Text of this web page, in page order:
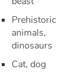
Prehistoric
animals,
dinosaurs
Cat, dog